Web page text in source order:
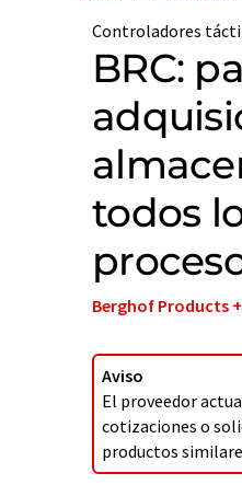
Controladores
BRC:
todos
Berghof Products
Aviso
El proveedor
cotizaciones o
productos